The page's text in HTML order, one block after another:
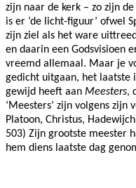
zijn naar de kerk – zo zijn de
is er ‘de licht-figuur’ ofwel
zijn ziel als het ware
en daarin een Godsvisioen
vreemd allemaal. Maar je
gedicht uitgaan, het laatste
gewijd heeft aan Meesters,
‘Meesters’ zijn volgens zijn
Platoon, Christus,
503) Zijn grootste meester
hem diens laatste dag